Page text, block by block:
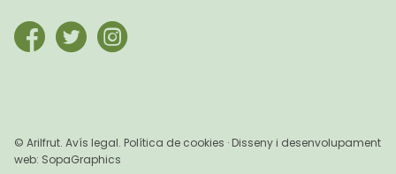
© Arilfrut. Avís legal. Política de cookies · Disseny i desenvolupament
web: SopaGraphics